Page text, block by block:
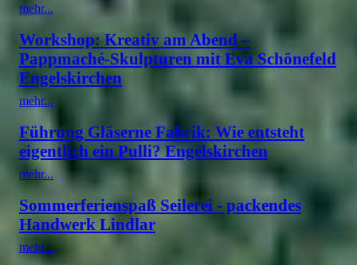
mehr...
Workshop: Kreativ am Abend –
Pappmaché-Skulpturen mit Eva Schönefeld
Engelskirchen
mehr...
Führung Gläserne Fabrik: Wie entsteht
eigentlich ein Pulli? Engelskirchen
mehr...
Sommerferienspaß Seilerei - packendes
Handwerk Lindlar
mehr...